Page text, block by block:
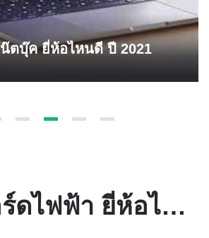
ตบุ๊ค ยี่ห้อไหนดี ปี 2021
10 คีย์บอร์ดไฟฟ้า ยี่ห้อไหนดี ดีไซด์สวยงาม เล่นง่าย เสียงเพราะ ปี 2021